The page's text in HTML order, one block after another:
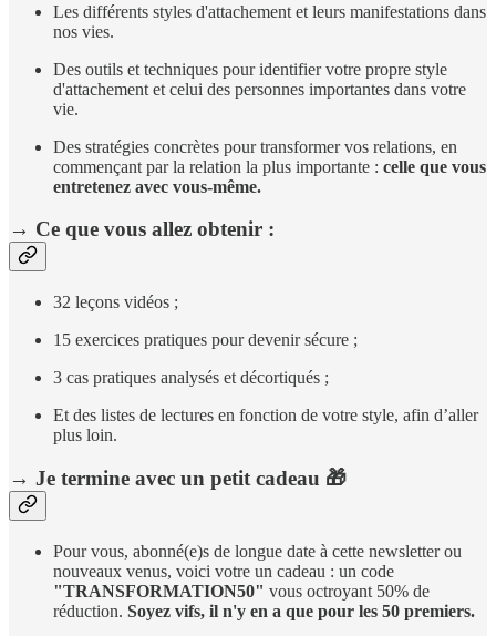
Les différents styles d'attachement et leurs manifestations dans
nos vies.
Des outils et techniques pour identifier votre propre style
d'attachement et celui des personnes importantes dans votre
vie.
Des stratégies concrètes pour transformer vos relations, en
commençant par la relation la plus importante : celle que vous
entretenez avec vous-même.
→ Ce que vous allez obtenir :
32 leçons vidéos ;
15 exercices pratiques pour devenir sécure ;
3 cas pratiques analysés et décortiqués ;
Et des listes de lectures en fonction de votre style, afin d’aller
plus loin.
→ Je termine avec un petit cadeau 🎁
Pour vous, abonné(e)s de longue date à cette newsletter ou
nouveaux venus, voici votre un cadeau : un code
"TRANSFORMATION50" vous octroyant 50% de
réduction. Soyez vifs, il n'y en a que pour les 50 premiers.